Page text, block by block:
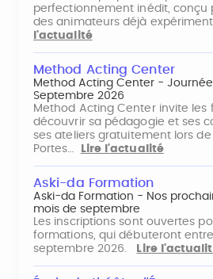
perfectionnement inédit, conçu
des animateurs déjà
l'actualité
Method Acting Center
Method Acting Center -
Septembre 2026
Method Acting Center invite les
découvrir sa pédagogie et ses
ses ateliers gratuitement lors
Portes…
Lire l'actualité
Aski-da Formation
Aski-da Formation - Nos
mois de septembre
Les inscriptions sont ouvertes
formations, qui débuteront
septembre 2026.
Lire